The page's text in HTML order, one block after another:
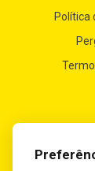
Política